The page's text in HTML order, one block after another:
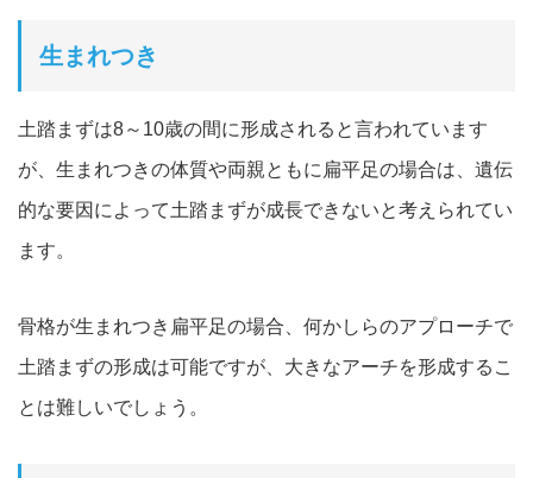
生まれつき
土踏まずは8～10歳の間に形成されると言われています
が、生 まれつきの体質や両親ともに扁平足の場合は、遺伝
的な要因によって土踏まずが成長できないと考えられてい
ます。
骨格が生まれつき扁平足の場合、何かしらのアプローチで
土踏まずの形成は可能ですが、大きなアーチを形成するこ
とは難しいでしょう。